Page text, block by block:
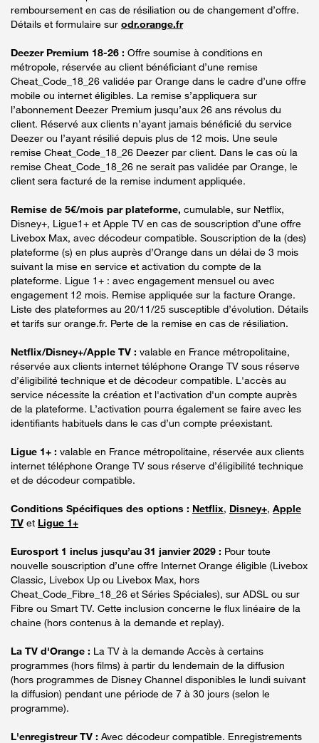
remboursement en cas de résiliation ou de changement d’offre.
Détails et formulaire sur odr.orange.fr
Deezer Premium 18-26 : Offre soumise à conditions en
métropole, réservée au client bénéficiant d’une remise
Cheat_Code_18_26 validée par Orange dans le cadre d’une offre
mobile ou internet éligibles. La remise s’appliquera sur
l’abonnement Deezer Premium jusqu’aux 26 ans révolus du
client. Réservé aux clients n’ayant jamais bénéficié du service
Deezer ou l’ayant résilié depuis plus de 12 mois. Une seule
remise Cheat_Code_18_26 Deezer par client. Dans le cas où la
remise Cheat_Code_18_26 ne serait pas validée par Orange, le
client sera facturé de la remise indument appliquée.
Remise de 5€/mois par plateforme, cumulable, sur Netflix,
Disney+, Ligue1+ et Apple TV en cas de souscription d’une offre
Livebox Max, avec décodeur compatible. Souscription de la (des)
plateforme (s) en plus auprès d’Orange dans un délai de 3 mois
suivant la mise en service et activation du compte de la
plateforme. Ligue 1+ : avec engagement mensuel ou avec
engagement 12 mois. Remise appliquée sur la facture Orange.
Liste des plateformes au 20/11/25 susceptible d’évolution. Détails
et tarifs sur orange.fr. Perte de la remise en cas de résiliation.
Netflix/Disney+/Apple TV : valable en France métropolitaine,
réservée aux clients internet téléphone Orange TV sous réserve
d’éligibilité technique et de décodeur compatible. L'accès au
service nécessite la création et l'activation d'un compte auprès
de la plateforme. L’activation pourra également se faire avec les
identifiants habituels dans le cas d’un compte préexistant.
Ligue 1+ : valable en France métropolitaine, réservée aux clients
internet téléphone Orange TV sous réserve d’éligibilité technique
et de décodeur compatible.
Conditions Spécifiques des options : Netflix, Disney+, Apple
TV et Ligue 1+
Eurosport 1 inclus jusqu’au 31 janvier 2029 : Pour toute
nouvelle souscription d’une offre Internet Orange éligible (Livebox
Classic, Livebox Up ou Livebox Max, hors
Cheat_Code_Fibre_18_26 et Séries Spéciales), sur ADSL ou sur
Fibre ou Smart TV. Cette inclusion concerne le flux linéaire de la
chaine (hors contenus à la demande et replay).
La TV d'Orange : La TV à la demande Accès à certains
programmes (hors films) à partir du lendemain de la diffusion
(hors programmes de Disney Channel disponibles le lundi suivant
la diffusion) pendant une période de 7 à 30 jours (selon le
programme).
L'enregistreur TV : Avec décodeur compatible. Enregistrements